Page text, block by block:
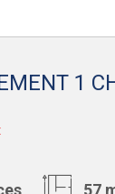
1
57